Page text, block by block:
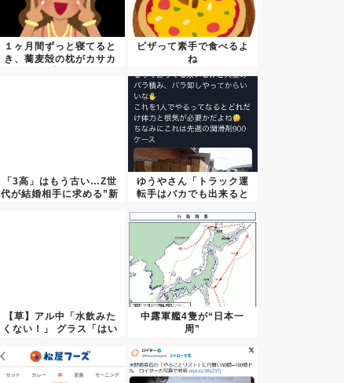
１ヶ月間ずっと寝てると
き、蕎麦殻の枕がカサカ
ピザって素手で食べるよ
ね
「3高」はもう古い…Z世
代が結婚相手に求める”新
ゆうやさん「トラック運
転手はバカでも出来ると
【草】アル中「水飲みた
くない！」 グラス「はい
中露軍艦4隻が“日本一
周”